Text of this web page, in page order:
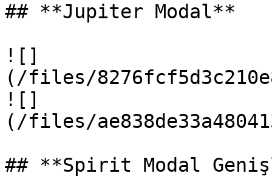
## **Jupiter Modal**
![]
(/files/
![]
(/files/
## **Spirit Modal